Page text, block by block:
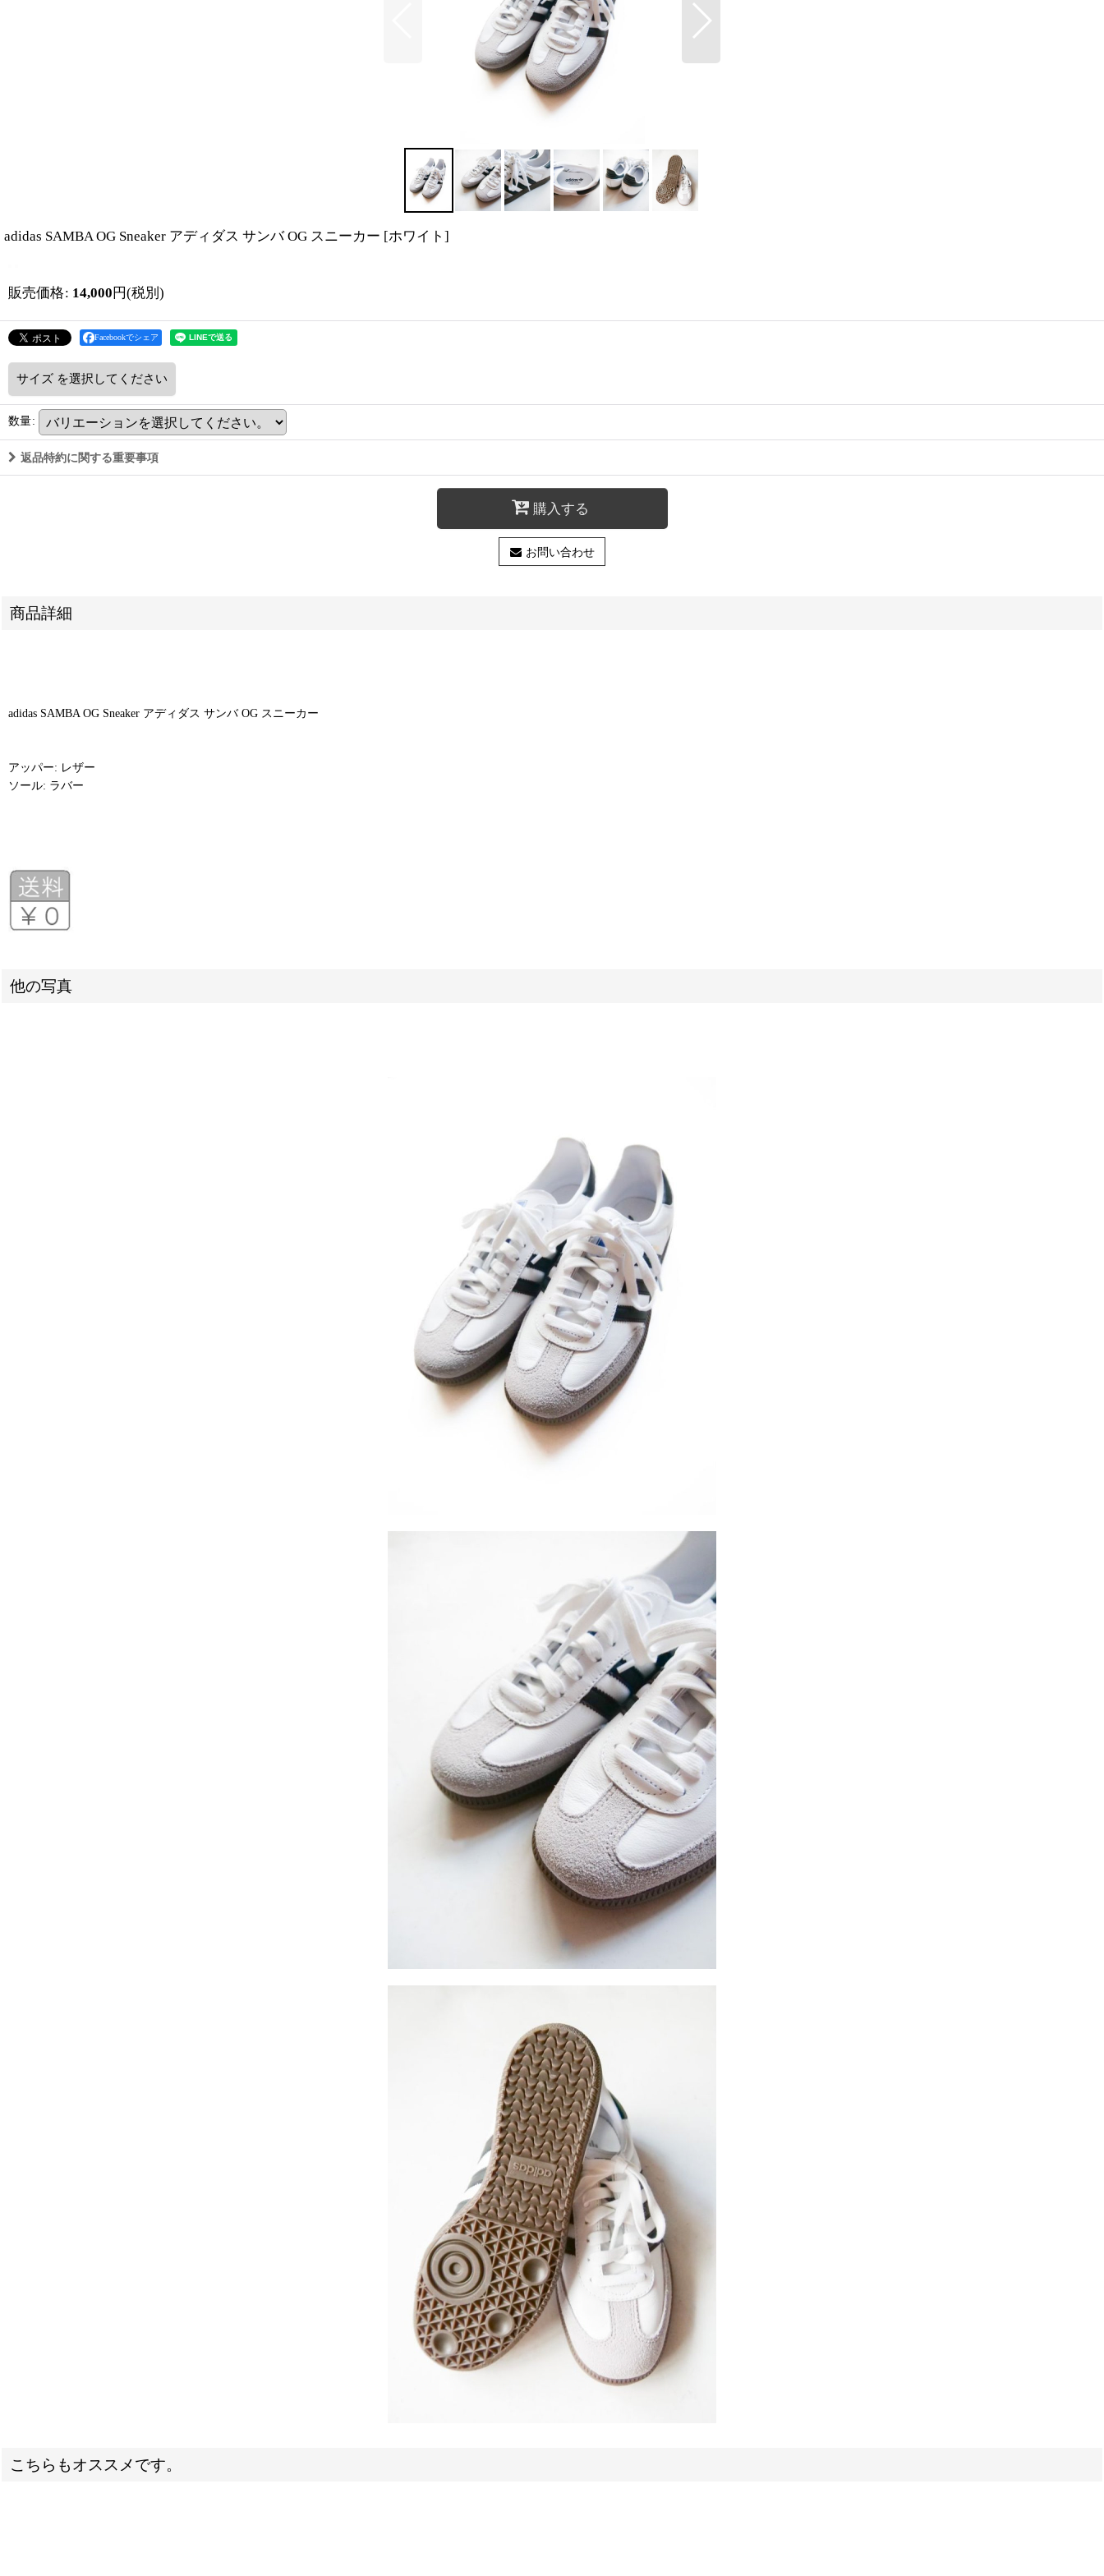
adidas SAMBA OG Sneaker アディダス サンバ OG スニーカー [ホワイト ]
販売価格: 14,000 円(税別)
Facebookでシェア
サイズ を選択してください
数量:
返品特約に関する重要事項
購入する
お問い合わせ
商品詳細
adidas SAMBA OG Sneaker アディダス サンバ OG スニーカー
アッパー: レザー
ソール: ラバー
他の写真
こちらもオススメです。